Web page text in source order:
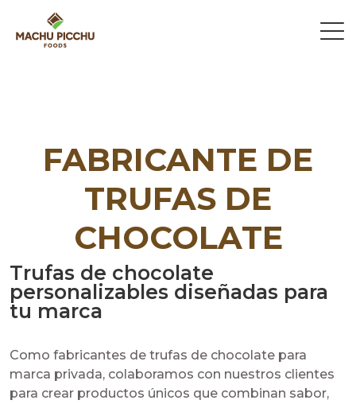
FABRICANTE DE
TRUFAS DE
CHOCOLATE
Trufas de chocolate
personalizables diseñadas para
tu marca
Como fabricantes de trufas de chocolate para
marca privada, colaboramos con nuestros clientes
para crear productos únicos que combinan sabor,